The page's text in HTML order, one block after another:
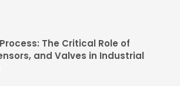
The Critical Role of
and Valves in Industrial